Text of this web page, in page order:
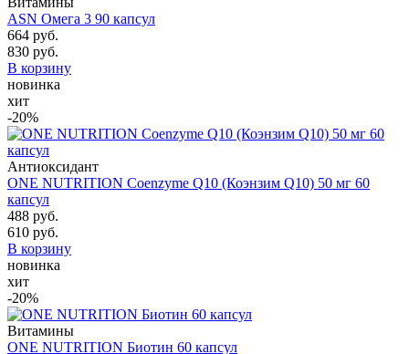
ASN Омега 3 90 капсул
664 руб.
830 руб.
В корзину
новинка
хит
-20%
Антиоксидант
ONE NUTRITION Coenzyme Q10 (Коэнзим Q10) 50 мг 60
капсул
488 руб.
610 руб.
В корзину
новинка
хит
-20%
Витамины
ONE NUTRITION Биотин 60 капсул